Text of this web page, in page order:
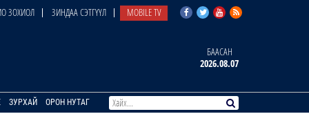
ЗОХИОЛ ЗИНДАА СЭТГҮҮЛ MOBILE TV
БААСАН
2026.08.07
ЗУРХАЙ ОРОН НУТАГ